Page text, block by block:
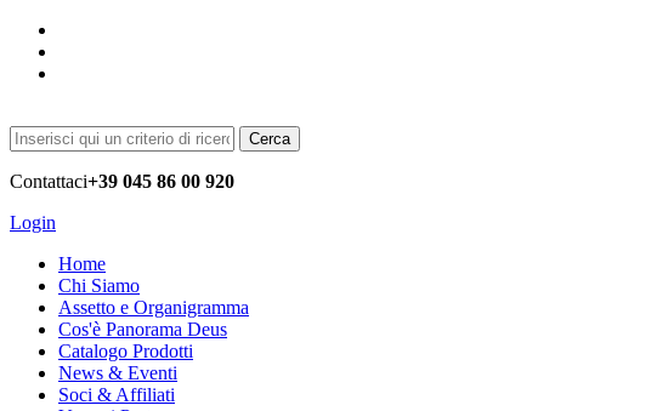
Cerca
Contattaci+39 045 86 00 920
Login
Home
Chi Siamo
Assetto e Organigramma
Cos'è Panorama Deus
Catalogo Prodotti
News & Eventi
Soci & Affiliati